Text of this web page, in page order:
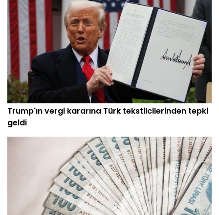
Trump'ın vergi kararına Türk tekstilcilerinden tepki
geldi